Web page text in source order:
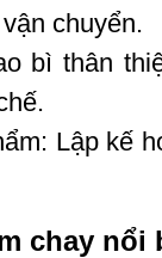
chuyển.
bì thân
Lập kế
chay nổi